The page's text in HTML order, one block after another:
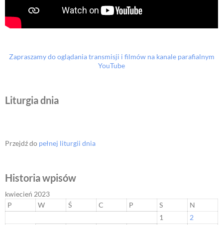
Zapraszamy do oglądania transmisji i filmów na kanale parafialnym
YouTube
Liturgia dnia
Przejdź do pełnej liturgii dnia
Historia wpisów
kwiecień 2023
P
W Ś C P S
N
1
2